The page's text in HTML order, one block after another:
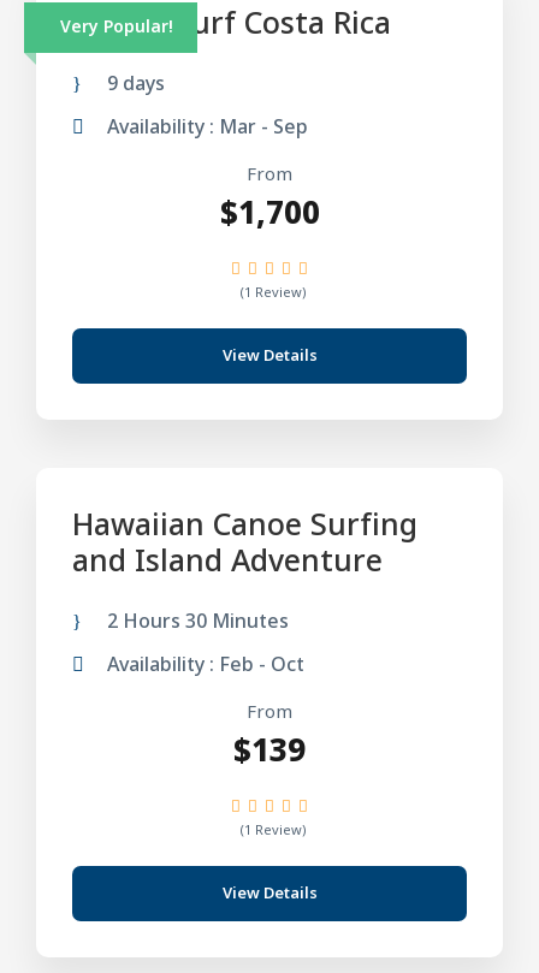
Very Popular!
9 Days Surf Costa Rica
9 days
Availability : Mar - Sep
From
$1,700
(1 Review)
View Details
Hawaiian Canoe Surfing
and Island Adventure
2 Hours 30 Minutes
Availability : Feb - Oct
From
$139
(1 Review)
View Details